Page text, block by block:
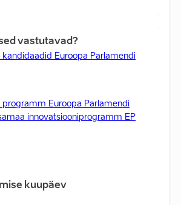
vastutavad?
kandidaadid Euroopa Parlamendi
programm Euroopa Parlamendi
innovatsiooniprogramm EP
kuupäev